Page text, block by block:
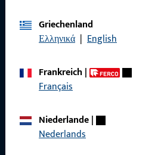
Griechenland
Ελληνικά | English
Frankreich|
Français
Niederlande|
Nederlands